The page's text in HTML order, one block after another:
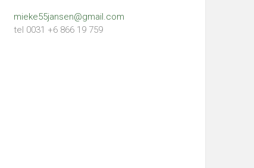
mieke55jansen@gmail.com
tel 0031 +6 866 19 759